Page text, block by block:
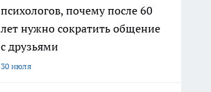
психологов, почему после 60
лет нужно сократить общение
с друзьями
30 июля